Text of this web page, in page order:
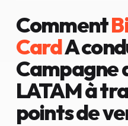
Comment
CardA
Campagne
LATAM à
points de